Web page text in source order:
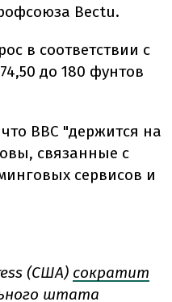
Bectu.
в соответствии с
до 180 фунтов
BBC "держится на
связанные с
сервисов и
(США) сократит
штата